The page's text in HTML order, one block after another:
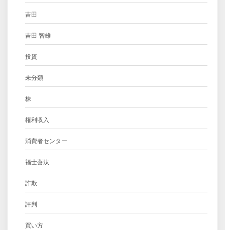
吉田
吉田 智雄
投資
未分類
株
権利収入
消費者センター
福士蒼汰
詐欺
評判
買い方